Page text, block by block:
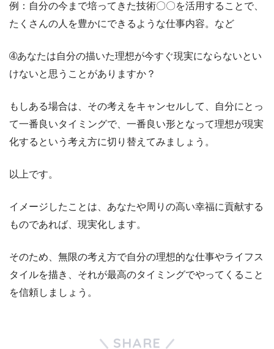
例：自分の今まで培ってきた技術〇〇を活用することで、
たくさんの人を豊かにできるような仕事内容。など
➃あなたは自分の描いた理想が今すぐ現実にならないとい
けないと思うことがありますか？
もしある場合は、その考えをキャンセルして、自分にとっ
て一番良いタイミングで、一番良い形となって理想が現実
化するという考え方に切り替えてみましょう。
以上です。
イメージしたことは、あなたや周りの高い幸福に貢献する
ものであれば、現実化します。
そのため、無限の考え方で自分の理想的な仕事やライフス
タイルを描き、それが最高のタイミングでやってくること
を信頼しましょう。
SHARE